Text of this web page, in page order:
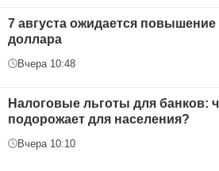
7 августа ожидается повышение
доллара
Вчера 10:48
Налоговые льготы для банков:
подорожает для населения?
Вчера 10:10